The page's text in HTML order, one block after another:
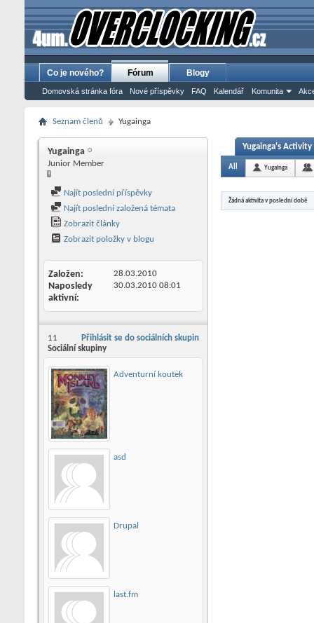
Co je nového? Fórum
Domovská stránka fóra Nové příspěvky FAQ Kalendář Komunita
Blogy
Seznam členů Yugainga
Yugainga
Junior Member
Najít poslední příspěvky
Najít poslední založená témata
Zobrazit články
Zobrazit položky v blogu
Založen 28.03.2010
Naposledy
aktivní
30.03.2010 08:01
Přihlásit se do sociálních skupin
11
Sociální skupiny
Adventurní koutek
asd
Drupal
last.fm
Yugainga's Activity
All Yugainga
Žádná aktivita v poslední době